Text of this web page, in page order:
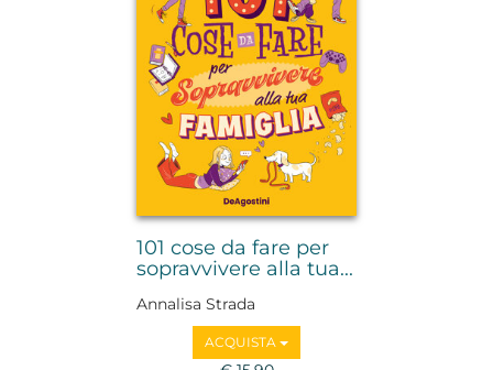
101 cose da fare per
sopravvivere alla tua...
Annalisa Strada
ACQUISTA